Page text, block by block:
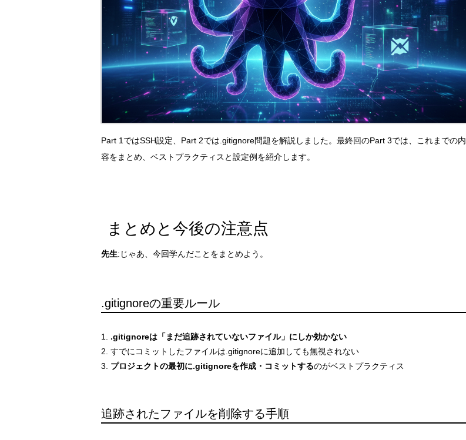
Part 1ではSSH設定、Part 2では.gitignore問題を解説しました。最終回のPart 3では、これまでの内
容をまとめ、ベストプラクティスと設定例を紹介します。
まとめと今後の注意点
先生:じゃあ、今回学んだことをまとめよう。
.gitignoreの重要ルール
.gitignoreは「まだ追跡されていないファイル」にしか効かない
すでにコミットしたファイルは.gitignoreに追加しても無視されない
プロジェクトの最初に.gitignoreを作成・コミットするのがベストプラクティス
追跡されたファイルを削除する手順